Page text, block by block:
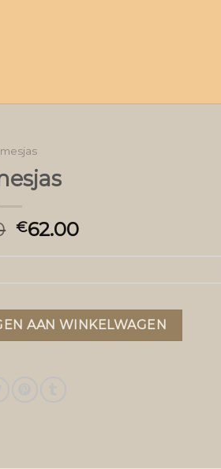
€62.00
AAN WINKELWAGEN